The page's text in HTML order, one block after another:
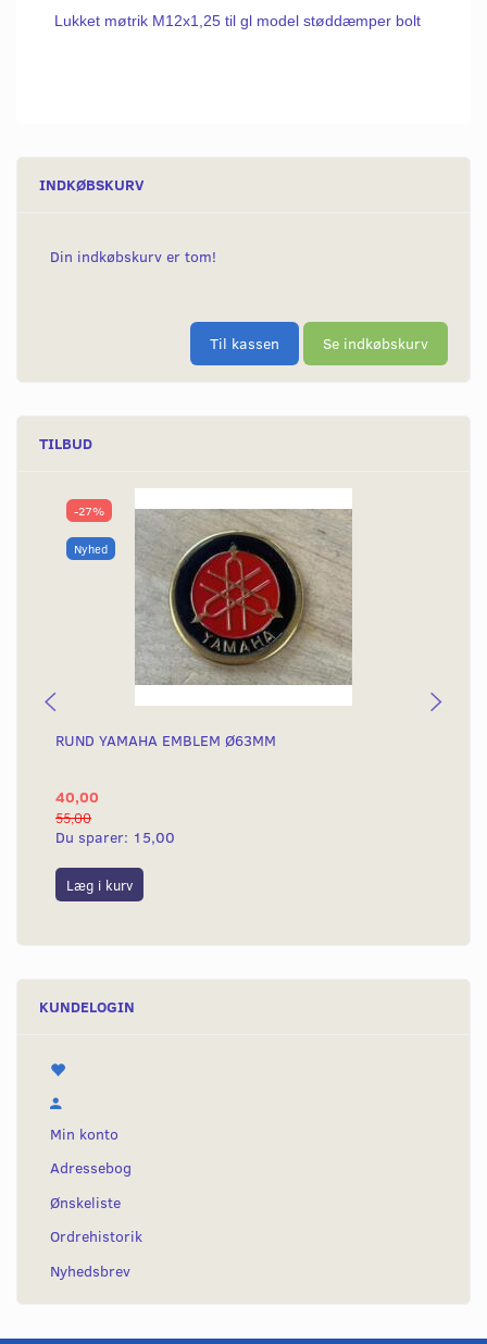
Lukket møtrik M12x1,25 til gl model støddæmper bolt
INDKØBSKURV
Din indkøbskurv er tom!
Til kassen Se indkøbskurv
TILBUD
-27%
Nyhed
RUND YAMAHA EMBLEM Ø63MM
40,00
55,00
Du sparer: 15,00
Læg i kurv
KUNDELOGIN
Min konto
Adressebog
Ønskeliste
Ordrehistorik
Nyhedsbrev